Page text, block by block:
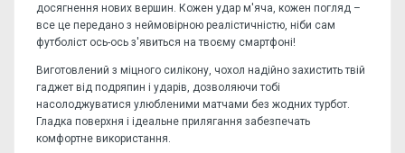
досягнення нових вершин. Кожен удар м'яча, кожен погляд –
все це передано з неймовірною реалістичністю, ніби сам
футболіст ось-ось з'явиться на твоєму смартфоні!
Виготовлений з міцного силікону, чохол надійно захистить твій
гаджет від подряпин і ударів, дозволяючи тобі
насолоджуватися улюбленими матчами без жодних турбот.
Гладка поверхня і ідеальне прилягання забезпечать
комфортне використання.